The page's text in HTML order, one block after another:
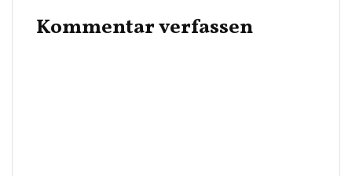
Kommentar verfassen